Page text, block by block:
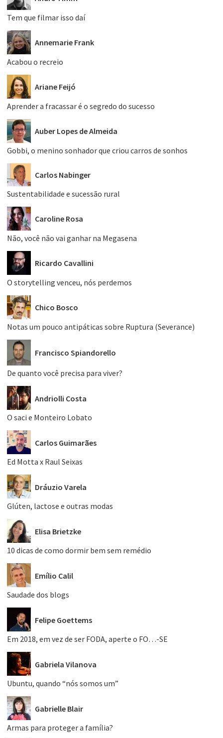
Tem que filmar isso daí
Annemarie Frank
Acabou o recreio
Ariane Feijó
Aprender a fracassar é o segredo do sucesso
Auber Lopes de Almeida
Gobbi, o menino sonhador que criou carros de sonhos
Carlos Nabinger
Sustentabilidade e sucessão rural
Caroline Rosa
Não, você não vai ganhar na Megasena
Ricardo Cavallini
O storytelling venceu, nós perdemos
Chico Bosco
Notas um pouco antipáticas sobre Ruptura (Severance)
Francisco Spiandorello
De quanto você precisa para viver?
Andriolli Costa
O saci e Monteiro Lobato
Carlos Guimarães
Ed Motta x Raul Seixas
Dráuzio Varela
Glúten, lactose e outras modas
Elisa Brietzke
10 dicas de como dormir bem sem remédio
Emílio Calil
Saudade dos blogs
Felipe Goettems
Em 2018, em vez de ser FODA, aperte o FO…-SE
Gabriela Vilanova
Ubuntu, quando “nós somos um”
Gabrielle Blair
Armas para proteger a família?